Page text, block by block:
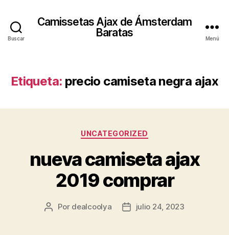
Buscar
Camissetas Ajax de Ámsterdam
Baratas
Menú
Etiqueta: precio camiseta negra ajax
Categorías
UNCATEGORIZED
nueva camiseta ajax
2019 comprar
Autor
Por dealcoolya
Fechajulio 24, 2023